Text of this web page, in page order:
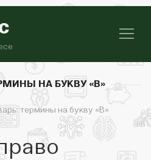
НА БУКВУ «В»
термины на букву «В»